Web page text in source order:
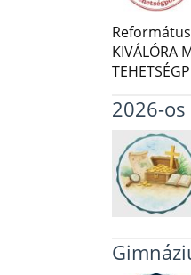
KIVÁLÓRA
2026-